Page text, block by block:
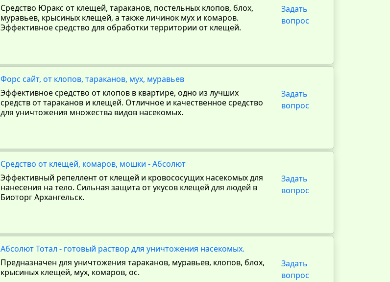
Средство Юракс от клещей, тараканов, постельных клопов, блох,
муравьев, крысиных клещей, а также личинок мух и комаров.
Эффективное средство для обработки территории от клещей.
Задать
вопрос
Форс сайт, от клопов, тараканов, мух, муравьев
Эффективное средство от клопов в квартире, одно из лучших
средств от тараканов и клещей. Отличное и качественное средство
для уничтожения множества видов насекомых.
Задать
вопрос
Средство от клещей, комаров, мошки - Абсолют
Эффективный репеллент от клещей и кровососущих насекомых для
нанесения на тело. Сильная защита от укусов клещей для людей в
Биоторг Архангельск.
Задать
вопрос
Абсолют Тотал - готовый раствор для уничтожения насекомых.
Предназначен для уничтожения тараканов, муравьев, клопов, блох,
крысиных клещей, мух, комаров, ос.
Задать
вопрос